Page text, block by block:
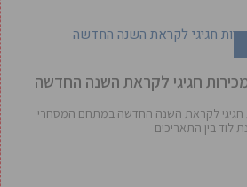
חגיגי לקראת השנה החדשה
חגיגי לקראת השנה החדשה במתחם המסחרי
בין התאריכים